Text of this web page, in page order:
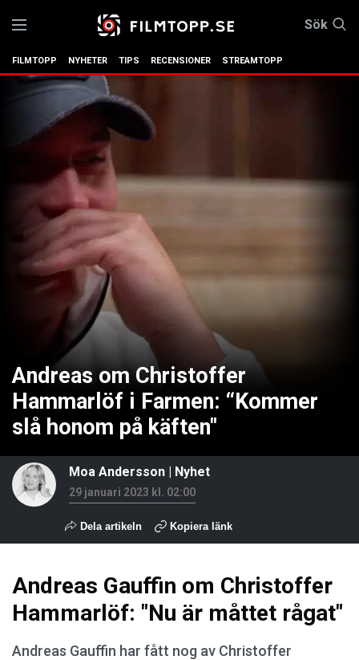
Sök
FILMTOPP NYHETER TIPS RECENSIONER STREAMTOPP
Andreas om Christoffer
Hammarlöf i Farmen: “Kommer
slå honom på käften"
Moa Andersson | Nyhet
29 januari 2023 kl. 02:00
Dela artikeln Kopiera länk
Andreas Gauffin om Christoffer
Hammarlöf: "Nu är måttet rågat"
Andreas Gauffin har fått nog av Christoffer